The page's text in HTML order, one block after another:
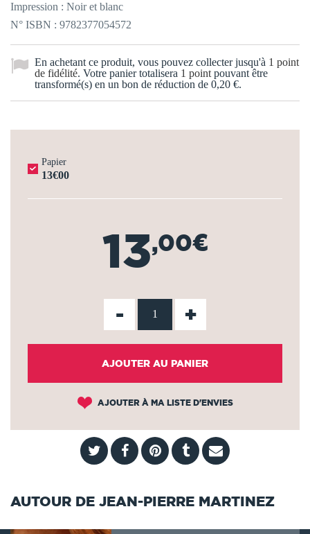
Impression : Noir et blanc
N° ISBN : 9782377054572
En achetant ce produit, vous pouvez collecter jusqu'à 1 point
de fidélité. Votre panier totalisera 1 point pouvant être
transformé(s) en un bon de réduction de 0,20 €.
Papier
13€00
13,00€
- +
AJOUTER AU PANIER
AJOUTER À MA LISTE D'ENVIES
AUTOUR DE JEAN-PIERRE MARTINEZ